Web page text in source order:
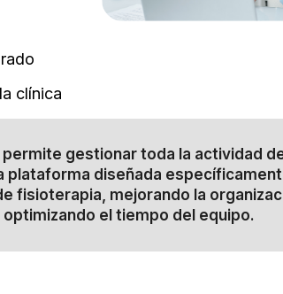
clínica
permite gestionar toda la actividad
plataforma diseñada
fisioterapia, mejorando la
optimizando el tiempo del equipo.